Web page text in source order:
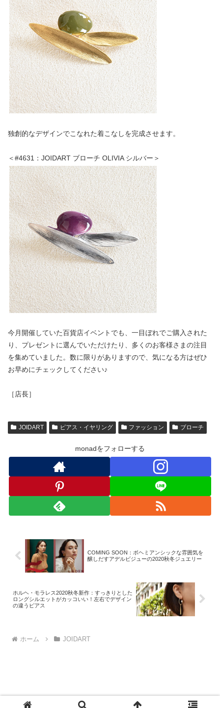
独創的なデザインでこなれた着こなしを完成させます。
＜#4631：JOIDART ブローチ OLIVIA シルバー＞
今月開催していた百貨店イベントでも、一目ぼれでご購入された
り、プレゼントに選んでいただけたり、多くのお客様さまの注目
を集めていました。数に限りがありますので、気になる方はぜひ
お早めにチェックしてください♪
［店長］
JOIDART ピアス・イヤリング ファッション ブローチ
monadをフォローする
COMING SOON：ボヘミアンシックな雰囲気を
醸しだすアデルビジューの2020秋冬ジュエリー
ホルヘ・モラレス2020秋冬新作：すっきりとした
ロングシルエットがカッコいい！左右でデザイン
の違うピアス
ホーム JOIDART
© 2008-2026 monad.